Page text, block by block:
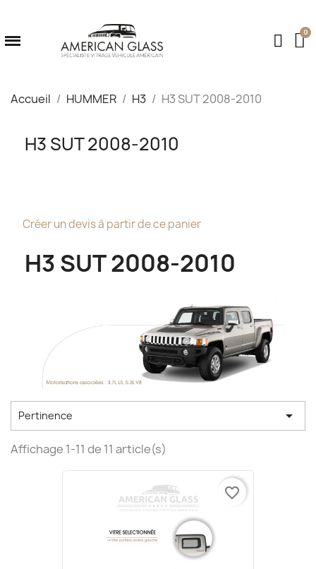
Accueil HUMMER H3 H3 SUT 2008-2010
H3 SUT 2008-2010
Créer un devis à partir de ce panier
H3 SUT 2008-2010
Pertinence 
Affichage 1-11 de 11 article(s)
favorite_border